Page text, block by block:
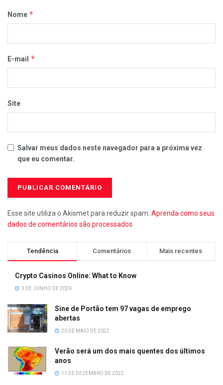
Nome *
E-mail *
Site
Salvar meus dados neste navegador para a próxima vez
que eu comentar.
Esse site utiliza o Akismet para reduzir spam. Aprenda como seus
dados de comentários são processados
Tendência Comentários Mais recentes
Crypto Casinos Online: What to Know
3 DE JUNHO DE 2026
Sine de Portão tem 97 vagas de emprego
abertas
20 DE MAIO DE 2022
Verão será um dos mais quentes dos últimos
anos
11 DE DEZEMBRO DE 2022